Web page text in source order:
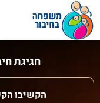
דילוג
לתוכן
חגיגת
הקשיבו